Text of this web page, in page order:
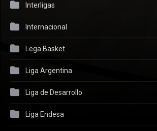
Interligas
Internacional
Lega Basket
Liga Argentina
Liga de Desarrollo
Liga Endesa